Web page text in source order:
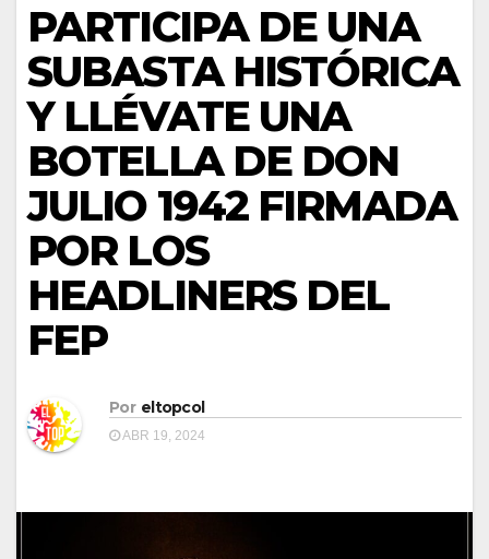
PARTICIPA DE UNA
SUBASTA HISTÓRICA
Y LLÉVATE UNA
BOTELLA DE DON
JULIO 1942 FIRMADA
POR LOS
HEADLINERS DEL
FEP
Por eltopcol
ABR 19, 2024